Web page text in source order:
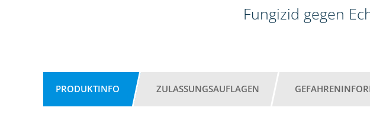
Fungizid gegen
PRODUKTINFO ZULASSUNGSAUFLAGEN